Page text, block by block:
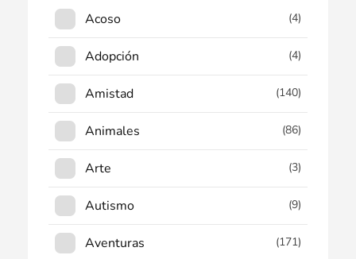
Acoso (4)
Adopción (4)
Amistad (140)
Animales (86)
Arte (3)
Autismo (9)
Aventuras (171)